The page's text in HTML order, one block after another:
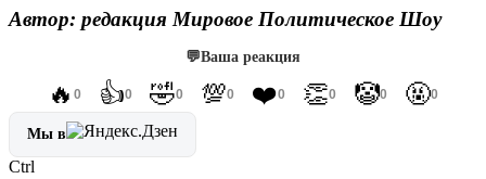
Автор: редакция Мировое Политическое Шоу
💬Ваша реакция
🔥 0 👍0 🤣0 💯0 ❤️0 👏0 🤡0 🤬0
Мы в
Ctrl